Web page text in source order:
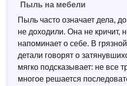
Пыль на мебели
Пыль часто означает дела,
не доходили. Она не кричит,
напоминает о себе. В
детали говорят о
мягко подсказывает: не все
многое решается